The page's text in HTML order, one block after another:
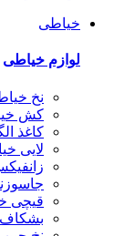
خیاطی
لوازم خیاطی
نخ
کش
کاغذ
لایی
قیچی
بشکاف